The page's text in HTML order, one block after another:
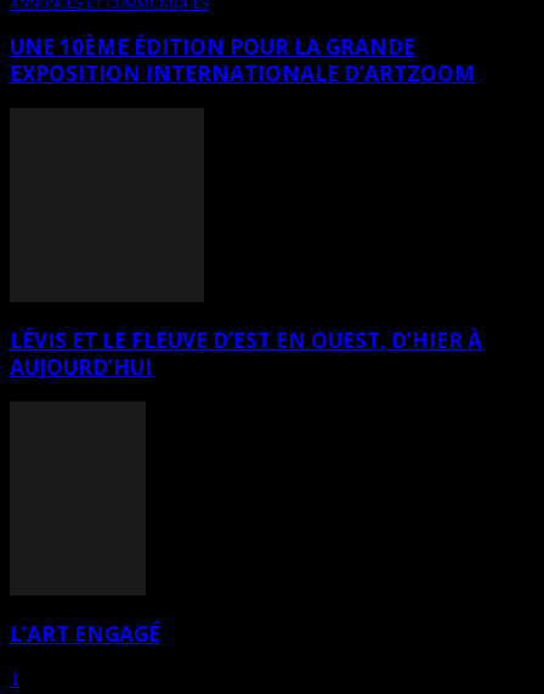
ANNONCES ET COMMUNIQUÉS
UNE 10ÈME ÉDITION POUR LA GRANDE
EXPOSITION INTERNATIONALE D’ARTZOOM
LÉVIS ET LE FLEUVE D’EST EN OUEST, D’HIER À
AUJOURD’HUI
L’ART ENGAGÉ
1